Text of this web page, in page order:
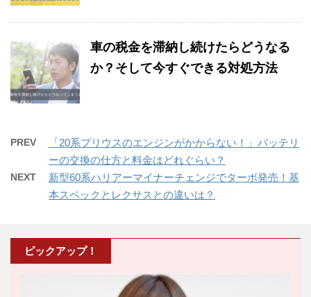
車の税金を滞納し続けたらどうなる
か？そして今すぐできる対処方法
PREV
「20系プリウスのエンジンがかからない！」バッテリ
ーの交換の仕方と料金はどれぐらい？
NEXT
新型60系ハリアーマイナーチェンジでターボ発売！基
本スペックとレクサスとの違いは？
ピックアップ！